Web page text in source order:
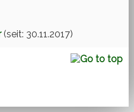
(seit: 30.11.2017)